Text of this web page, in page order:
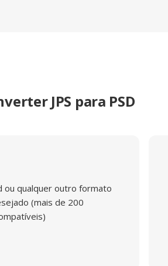
JPS para PSD
ou qualquer outro formato
(mais de 200